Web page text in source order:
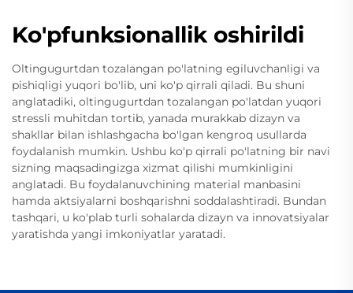
Ko'pfunksionallik oshirildi
Oltingugurtdan tozalangan po'latning egiluvchanligi va
pishiqligi yuqori bo'lib, uni ko'p qirrali qiladi. Bu shuni
anglatadiki, oltingugurtdan tozalangan po'latdan yuqori
stressli muhitdan tortib, yanada murakkab dizayn va
shakllar bilan ishlashgacha bo'lgan kengroq usullarda
foydalanish mumkin. Ushbu ko'p qirrali po'latning bir navi
sizning maqsadingizga xizmat qilishi mumkinligini
anglatadi. Bu foydalanuvchining material manbasini
hamda aktsiyalarni boshqarishni soddalashtiradi. Bundan
tashqari, u ko'plab turli sohalarda dizayn va innovatsiyalar
yaratishda yangi imkoniyatlar yaratadi.